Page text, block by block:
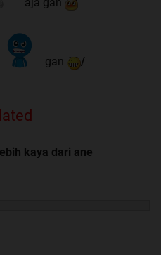
gan /
kaya dari ane